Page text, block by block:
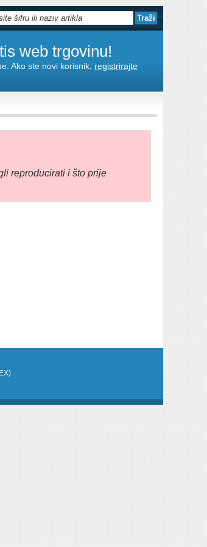
web trgovinu!
Ako ste novi korisnik, registrirajte
reproducirati i što prije